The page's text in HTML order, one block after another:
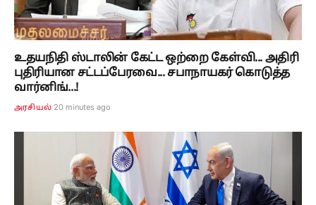
உதயநிதி ஸ்டாலின் கேட்ட ஒற்றை கேள்வி... அதிரி
புதிரியான சட்டப்பேரவை... சபாநாயகர் கொடுத்த
வார்னிங்...!
அரசியல் 20 minutes ago